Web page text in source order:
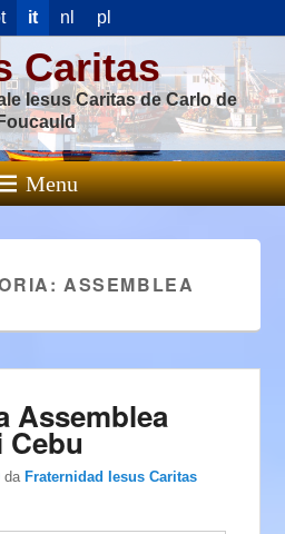
it nl pl
Caritas
Iesus Caritas de Carlo de
Foucauld
Menu
ASSEMBLEA
Assemblea
Cebu
da Fraternidad Iesus Caritas